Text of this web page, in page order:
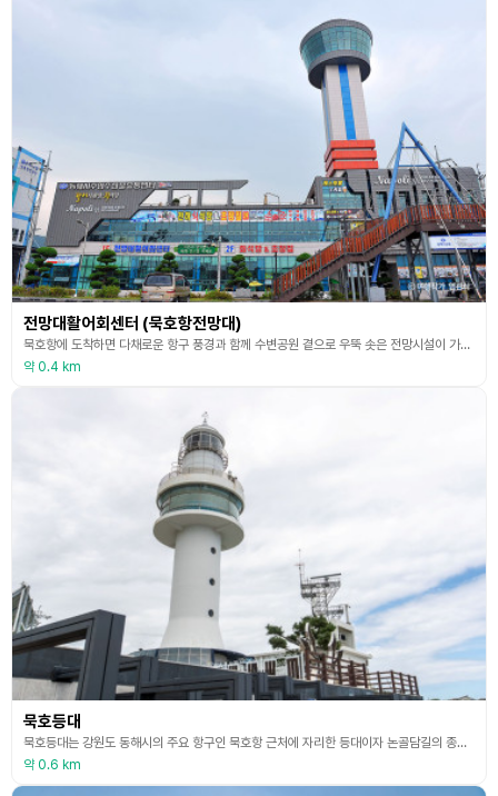
전망대활어회센터 (묵호항전망대)
묵호항에 도착하면 다채로운 항구 풍경과 함께 수변공원 곁으로 우뚝 솟은 전망시설이 가장 먼저 눈에 들어온다. 항구 주변에서 가장 높아 두드러진 탓에 어렵지 않게 찾아갈 수 있다. 꼭대기 전망 층을 머리에 인 이 건물 1층엔 다양한 활어와 수산물이 활발히 거래되는 수산물 유통센터가 있어 또 하나의 볼거리를 제공하며, 건물 최상층으로 올라가면 비로소 은빛으로 일렁이는 광활한 동해를 한눈에 볼 수 있는 전망대에 다다른다. 360도의 넓은 조망 시야를 확보해
약 0.4 km
묵호등대
묵호등대는 강원도 동해시의 주요 항구인 묵호항 근처에 자리한 등대이자 논골담길의 종착지다. 등대의 나선형 계단을 오르면 탁 트인 동해가 펼쳐져 풍광이 시원스럽다. 등대가 있는 언덕 아래에는 동해를 마주 보는 카페와 민박집이 여럿 있다. 동해시의 관광명소인 논골담길에는 묵호항의 역사와 바닷가 주민의 삶이 깃든 담화가 벽에 새겨져 있다. 2010년, 지역 어르신과 예술가가 소통하고 합심해 그림을 그렸기에 ‘벽화’가 아니라 ‘담화’라는 표현을 쓴다. 논골마을
약 0.6 km